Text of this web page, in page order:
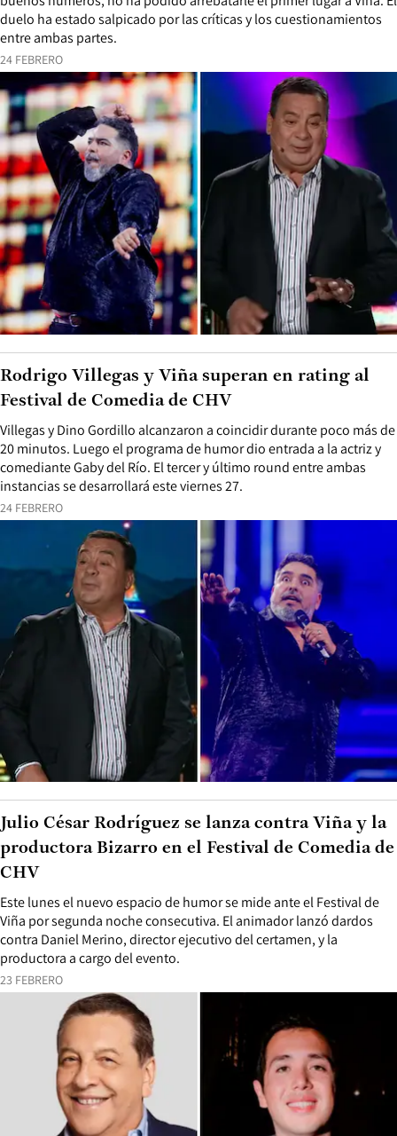
24 FEBRERO
duelo ha estado salpicado por las críticas y los cuestionamientos
entre ambas partes.
24 FEBRERO
Villegas y Dino Gordillo alcanzaron a coincidir durante poco más de
20 minutos. Luego el programa de humor dio entrada a la actriz y
comediante Gaby del Río. El tercer y último round entre ambas
instancias se desarrollará este viernes 27.
Rodrigo Villegas y Viña superan en rating al
Festival de Comedia de CHV
23 FEBRERO
Este lunes el nuevo espacio de humor se mide ante el Festival de
Viña por segunda noche consecutiva. El animador lanzó dardos
contra Daniel Merino, director ejecutivo del certamen, y la
productora a cargo del evento.
Julio César Rodríguez se lanza contra Viña y la
productora Bizarro en el Festival de Comedia de
CHV